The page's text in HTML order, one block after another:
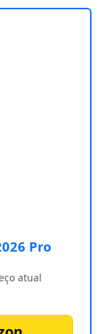
Pro
atual